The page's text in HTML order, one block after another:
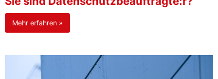
Mehr erfahren »